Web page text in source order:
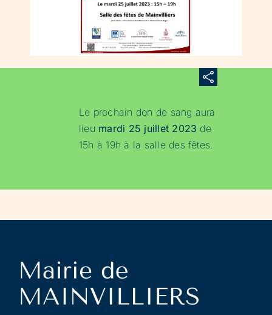
Le prochain don de sang aura
lieu mardi 25 juillet 2023 de
15h à 19h à la salle des fêtes.